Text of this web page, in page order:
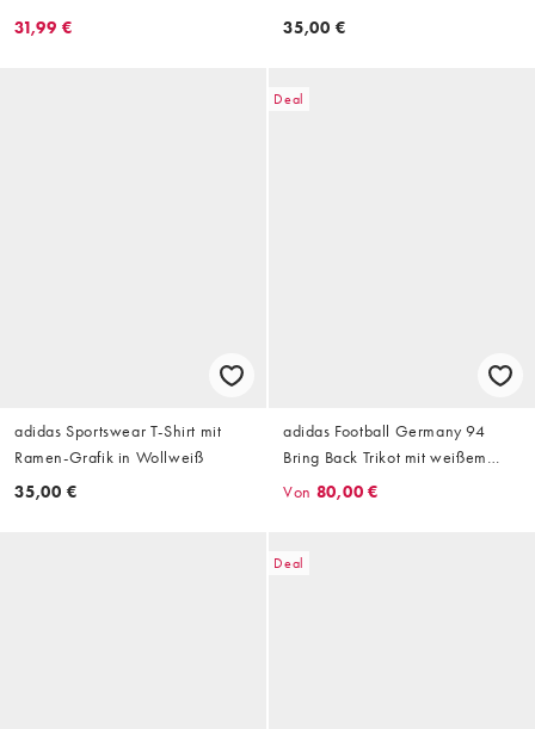
31,99 €
Rückenprint in Blau
35,00 €
adidas Sportswear T-Shirt mit
Ramen-Grafik in Wollweiß
35,00 €
Deal
adidas Football Germany 94
Bring Back Trikot mit weißem
Print
Von 80,00 €
Deal